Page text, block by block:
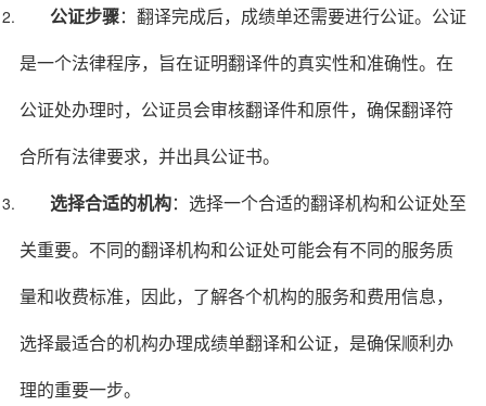
公证步骤：翻译完成后，成绩单还需要进行公证。公证
是一个法律程序，旨在证明翻译件的真实性和准确性。在
公证处办理时，公证员会审核翻译件和原件，确保翻译符
合所有法律要求，并出具公证书。
选择合适的机构：选择一个合适的翻译机构和公证处至
关重要。不同的翻译机构和公证处可能会有不同的服务质
量和收费标准，因此，了解各个机构的服务和费用信息，
选择最适合的机构办理成绩单翻译和公证，是确保顺利办
理的重要一步。